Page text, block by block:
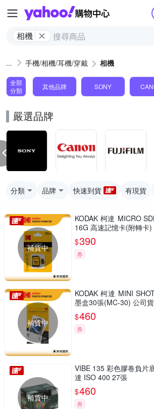
Yahoo購物
相機
手機/相機/耳機/穿戴 相機
全部
分類
其他品牌 SONY
嚴選品牌
分類 品牌 快速到貨 有現貨
補貨中
KODAK 柯達 MICRO
16G 高速記憶卡(附轉卡)
$390
券
補貨中
KODAK 柯達 MINI
墨盒30張(MC-30) 公司貨
$460
券
補貨中
VIBE 135 彩色膠卷負片
達 ISO 400 27張
$460
券